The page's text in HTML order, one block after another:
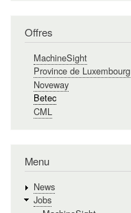
Offres
MachineSight
Province de Luxembourg
Noveway
Betec
CML
Menu
News
Jobs